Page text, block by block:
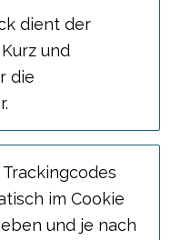
dient der
und
die
im Cookie
und je nach